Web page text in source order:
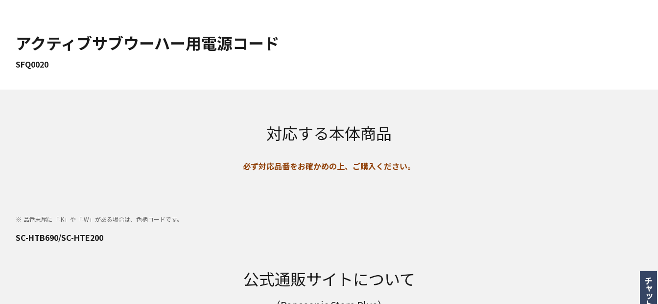
アクティブサブウーハー用電源コード
SFQ0020
対応する本体商品
必ず対応品番をお確かめの上、ご購入ください。
品番末尾に「-K」や「-W」がある場合は、色柄コードです。
SC-HTB690/SC-HTE200
公式通販サイトについて